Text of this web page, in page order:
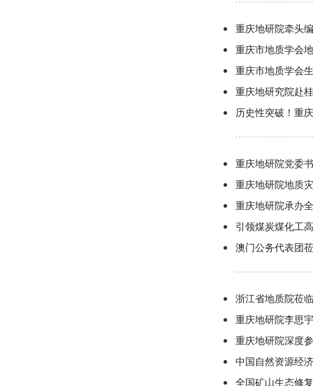
重庆地研院牵头
重庆市地质学会
重庆市地质学会
重庆地研究院赴
历史性突破！重
重庆地研院党委
重庆地研院地质
重庆地研院承办
引领煤炭煤化工
澳门公务代表团
浙江省地质院莅
重庆地研院李思
重庆地研院深度
中国自然资源经
全国矿山生态修